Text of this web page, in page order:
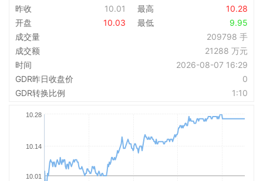
昨收 10.01 最高
10.28
开盘
10.03 最低
9.95
成交量
209798 手
成交额
21288 万元
时间
2026-08-07 16:29
GDR昨日收盘价
0
GDR转换比例
1:10
10.01
10.14
10.28